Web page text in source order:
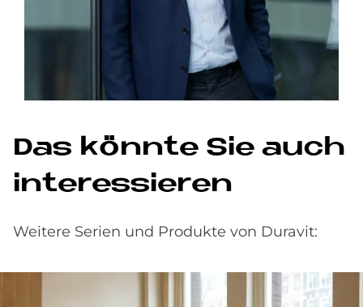
Das könn­te Sie auch
in­ter­es­sie­ren
Weitere Serien und Produkte von Duravit: